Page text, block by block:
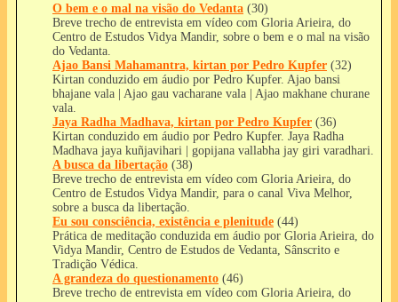
O bem e o mal na visão do Vedanta (30)
Breve trecho de entrevista em vídeo com Gloria Arieira, do
Centro de Estudos Vidya Mandir, sobre o bem e o mal na visão
do Vedanta.
Ajao Bansi Mahamantra, kirtan por Pedro Kupfer (32)
Kirtan conduzido em áudio por Pedro Kupfer. Ajao bansi
bhajane vala | Ajao gau vacharane vala | Ajao makhane churane
vala.
Jaya Radha Madhava, kirtan por Pedro Kupfer (36)
Kirtan conduzido em áudio por Pedro Kupfer. Jaya Radha
Madhava jaya kuñjavihari | gopijana vallabha jay giri varadhari.
A busca da libertação (38)
Breve trecho de entrevista em vídeo com Gloria Arieira, do
Centro de Estudos Vidya Mandir, para o canal Viva Melhor,
sobre a busca da libertação.
Eu sou consciência, existência e plenitude (44)
Prática de meditação conduzida em áudio por Gloria Arieira, do
Vidya Mandir, Centro de Estudos de Vedanta, Sânscrito e
Tradição Védica.
A grandeza do questionamento (46)
Breve trecho de entrevista em vídeo com Gloria Arieira, do